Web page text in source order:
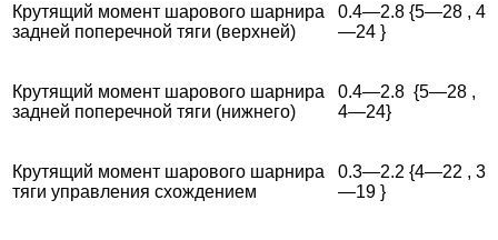
Крутящий момент шарового шарнира
задней поперечной тяги (верхней)
0.4—2.8 {5—28 , 4
—24 }
Крутящий момент шарового шарнира
задней поперечной тяги (нижнего)
0.4—2.8 {5—28 ,
4—24}
Крутящий момент шарового шарнира
тяги управления схождением
0.3—2.2 {4—22 , 3
—19 }